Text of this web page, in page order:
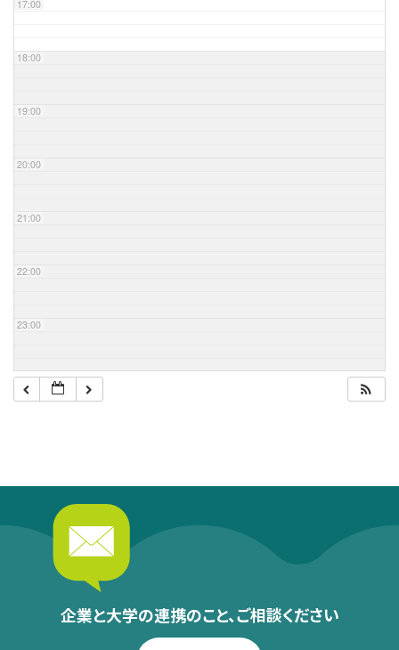
17:00
18:00
19:00
20:00
21:00
22:00
23:00
企業と大学の連携のこと、ご相談ください